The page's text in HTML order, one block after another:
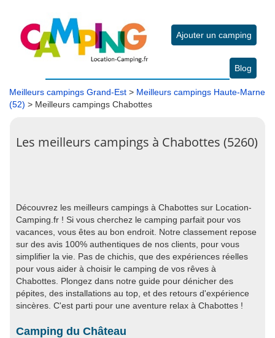
Ajouter un camping
Blog
Meilleurs campings Grand-Est > Meilleurs campings Haute-Marne
(52) > Meilleurs campings Chabottes
Les meilleurs campings à Chabottes (5260)
Découvrez les meilleurs campings à Chabottes sur Location-
Camping.fr ! Si vous cherchez le camping parfait pour vos
vacances, vous êtes au bon endroit. Notre classement repose
sur des avis 100% authentiques de nos clients, pour vous
simplifier la vie. Pas de chichis, que des expériences réelles
pour vous aider à choisir le camping de vos rêves à
Chabottes. Plongez dans notre guide pour dénicher des
pépites, des installations au top, et des retours d'expérience
sincères. C'est parti pour une aventure relax à Chabottes !
Camping du Château